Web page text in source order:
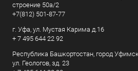
строение 50а/2
+7(812) 501-87-77
г. Уфа, ул. Мустая Карима д.16
+ 7 495 644 22 92
Республика Башкортостан, город
ул. Геологов, зд. 23